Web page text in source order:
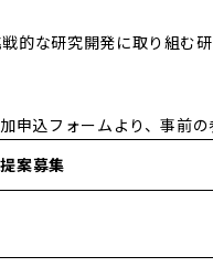
的な研究開発に取り組む
込フォームより、事前の
案募集